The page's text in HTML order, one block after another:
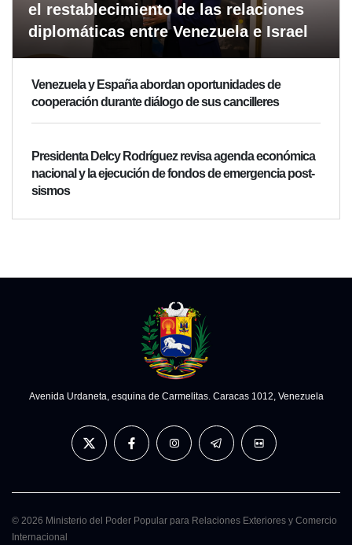
el restablecimiento de las relaciones
diplomáticas entre Venezuela e Israel
Venezuela y España abordan oportunidades de
cooperación durante diálogo de sus cancilleres
Presidenta Delcy Rodríguez revisa agenda económica
nacional y la ejecución de fondos de emergencia post-
sismos
Avenida Urdaneta, esquina de Carmelitas. Caracas 1012, Venezuela
© 2026 Ministerio del Poder Popular para Relaciones Exteriores y Comercio
Internacional